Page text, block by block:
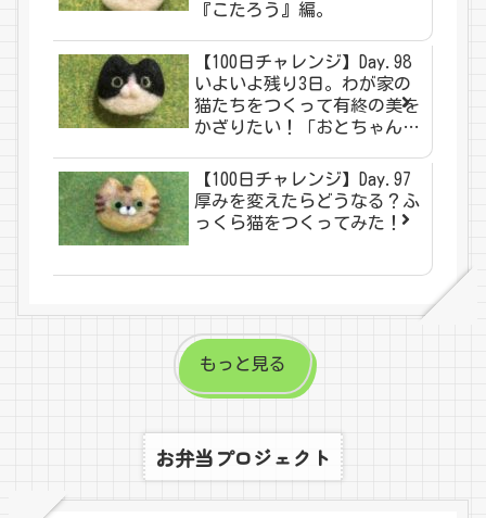
『こたろう』編。
【100日チャレンジ】Day.98
いよいよ残り3日。わが家の
猫たちをつくって有終の美を
かざりたい！「おとちゃん」
【100日チャレンジ】Day.97
厚みを変えたらどうなる？ふ
っくら猫をつくってみた！
もっと見る
お弁当プロジェクト